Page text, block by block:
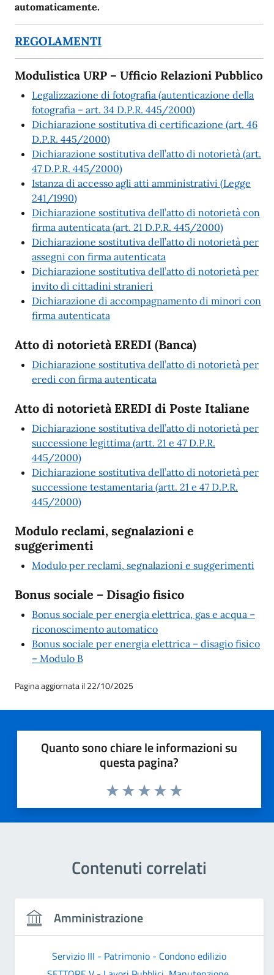
automaticamente.
REGOLAMENTI
Modulistica URP – Ufficio Relazioni Pubblico
Legalizzazione di fotografia (autenticazione della
fotografia – art. 34 D.P.R. 445/2000)
Dichiarazione sostitutiva di certificazione (art. 46
D.P.R. 445/2000)
Dichiarazione sostitutiva dell’atto di notorietà (art.
47 D.P.R. 445/2000)
Istanza di accesso agli atti amministrativi (Legge
241/1990)
Dichiarazione sostitutiva dell’atto di notorietà con
firma autenticata (art. 21 D.P.R. 445/2000)
Dichiarazione sostitutiva dell’atto di notorietà per
assegni con firma autenticata
Dichiarazione sostitutiva dell’atto di notorietà per
invito di cittadini stranieri
Dichiarazione di accompagnamento di minori con
firma autenticata
Atto di notorietà EREDI (Banca)
Dichiarazione sostitutiva dell’atto di notorietà per
eredi con firma autenticata
Atto di notorietà EREDI di Poste Italiane
Dichiarazione sostitutiva dell’atto di notorietà per
successione legittima (artt. 21 e 47 D.P.R.
445/2000)
Dichiarazione sostitutiva dell’atto di notorietà per
successione testamentaria (artt. 21 e 47 D.P.R.
445/2000)
Modulo reclami, segnalazioni e
suggerimenti
Modulo per reclami, segnalazioni e suggerimenti
Bonus sociale – Disagio fisico
Bonus sociale per energia elettrica, gas e acqua –
riconoscimento automatico
Bonus sociale per energia elettrica – disagio fisico
– Modulo B
Pagina aggiornata il 22/10/2025
Quanto sono chiare le informazioni su
questa pagina?
Valuta 5 stelle su 5
Valuta 4 stelle su 5
Valuta 3 stelle su 5
Valuta 2 stelle su 5
Valuta 1 stelle su 5
Contenuti correlati
Amministrazione
Servizio III - Patrimonio - Condono edilizio